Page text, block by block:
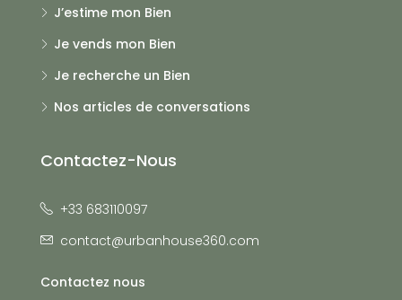
J’estime mon Bien
Je vends mon Bien
Je recherche un Bien
Nos articles de conversations
Contactez-Nous
+33 683110097
contact@urbanhouse360.com
Contactez nous